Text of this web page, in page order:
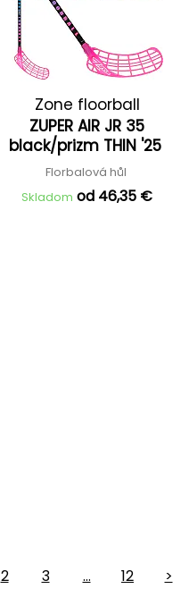
Zone floorball
ZUPER AIR JR 35
black/prizm THIN '25
Florbalová hůl
Skladom od 46,35 €
2 3 … 12 >